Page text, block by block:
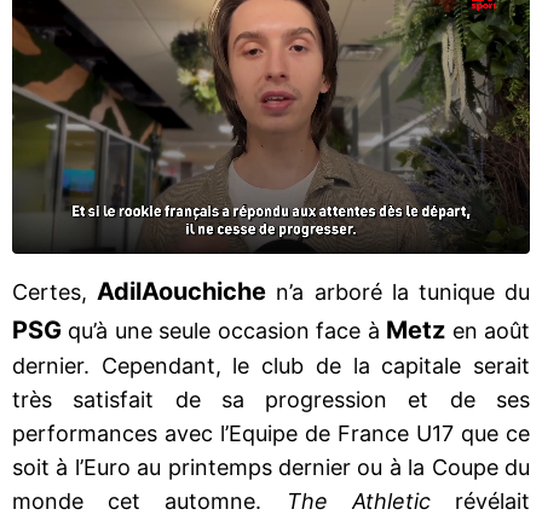
Certes, AdilAouchiche n’a arboré la tunique du
PSG qu’à une seule occasion face à Metz en août
dernier. Cependant, le club de la capitale serait
très satisfait de sa progression et de ses
performances avec l’Equipe de France U17 que ce
soit à l’Euro au printemps dernier ou à la Coupe du
monde cet automne.
The Athleticrévélait